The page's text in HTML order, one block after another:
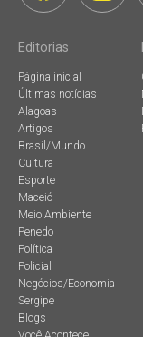
Editorias
Página inicial
Últimas notícias
Alagoas
Artigos
Brasil/Mundo
Cultura
Esporte
Maceió
Meio Ambiente
Penedo
Política
Policial
Negócios/Economia
Sergipe
Blogs